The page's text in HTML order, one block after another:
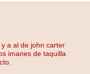
a al de john carter
imanes de taquilla